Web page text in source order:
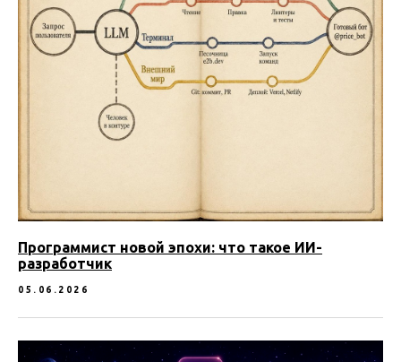
Программист новой эпохи: что такое ИИ-
разработчик
05.06.2026